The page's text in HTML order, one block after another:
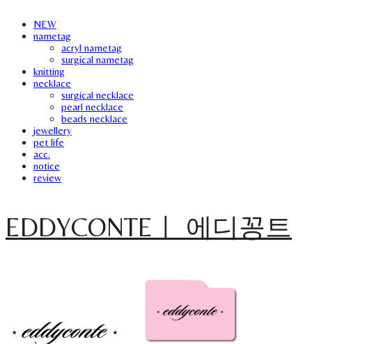
NEW
nametag
acryl nametag
surgical nametag
knitting
necklace
surgical necklace
pearl necklace
beads necklace
jewellery
pet life
acc.
notice
review
EDDYCONTEㅣ 에디꽁트